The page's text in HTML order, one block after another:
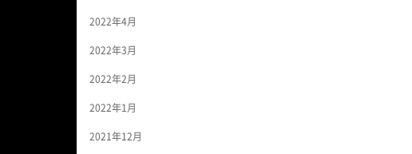
2022年4月
2022年3月
2022年2月
2022年1月
2021年12月